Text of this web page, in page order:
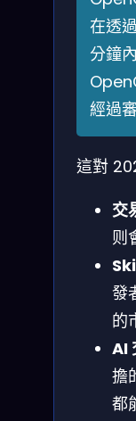
在透
分鐘
經過
這對
交
则
發
的
AI
擔
都